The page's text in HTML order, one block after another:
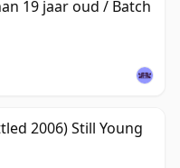
19 jaar oud / Batch
2006) Still Young